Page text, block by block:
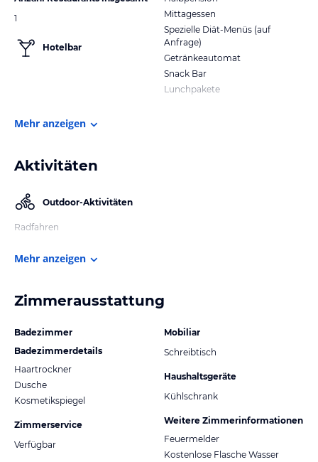
1
Hotelbar
Mittagessen
Spezielle Diät-Menüs (auf
Anfrage)
Getränkeautomat
Snack Bar
Lunchpakete
Mehr anzeigen
Aktivitäten
Outdoor-Aktivitäten
Radfahren
Mehr anzeigen
Zimmerausstattung
Badezimmer
Badezimmerdetails
Haartrockner
Dusche
Kosmetikspiegel
Zimmerservice
Verfügbar
Mobiliar
Schreibtisch
Haushaltsgeräte
Kühlschrank
Weitere Zimmerinformationen
Feuermelder
Kostenlose Flasche Wasser